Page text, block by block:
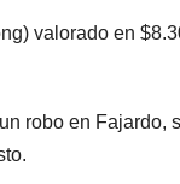
valorado en
robo en Fajardo,